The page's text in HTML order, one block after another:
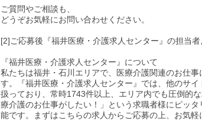
ご質問やご相談も、
どうぞお気軽にお問い合わせください。
[2]ご応募後『福井医療・介護求人センター』の担当者
『福井医療・介護求人センター』について
私たちは福井・石川エリアで、医療介護関連のお仕
す。『福井医療・介護求人センター』では、他のサ
扱っており、常時1743件以上、エリア内でも圧倒的
療介護のお仕事がしたい！」という求職者様にピッ
能です。まずはこちらの求人からご応募の上、お気